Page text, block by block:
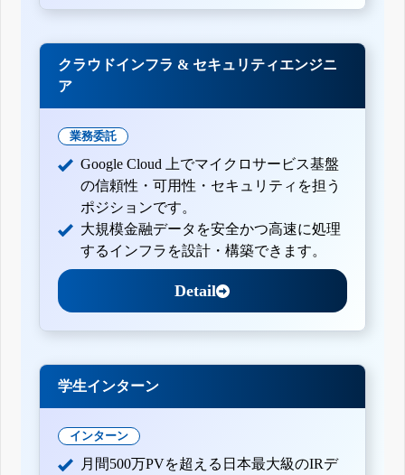
クラウドインフラ & セキュリティエンジニ
ア
業務委託
Google Cloud 上でマイクロサービス基盤
の信頼性・可用性・セキュリティを担う
ポジションです。
大規模金融データを安全かつ高速に処理
するインフラを設計・構築できます。
Detail
学生インターン
インターン
月間500万PVを超える日本最大級のIRデ